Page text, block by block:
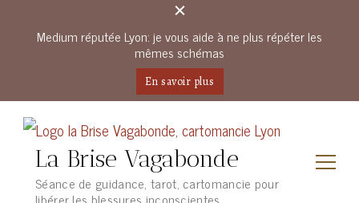
Medium réputée Lyon: je vous aide à ne plus répéter les
mêmes schémas
En savoir plus
La Brise Vagabonde
Séance de guidance, tarot, cartomancie pour